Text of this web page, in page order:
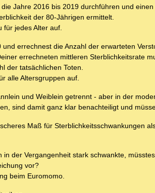
Jahre 2016 bis 2019 durchführen und
der 80-Jährigen ermittelt.
für jedes Alter auf.
errechnest die Anzahl der erwarteten
errechneten mittleren Sterblichkeitsrate
der tatsächlichen Toten.
alle Altersgruppen auf.
und Weiblein getrennt - aber in der
sind damit ganz klar benachteiligt und
Maß für Sterblichkeitsschwankungen
in der Vergangenheit stark schwankte,
vor?
beim Euromomo.